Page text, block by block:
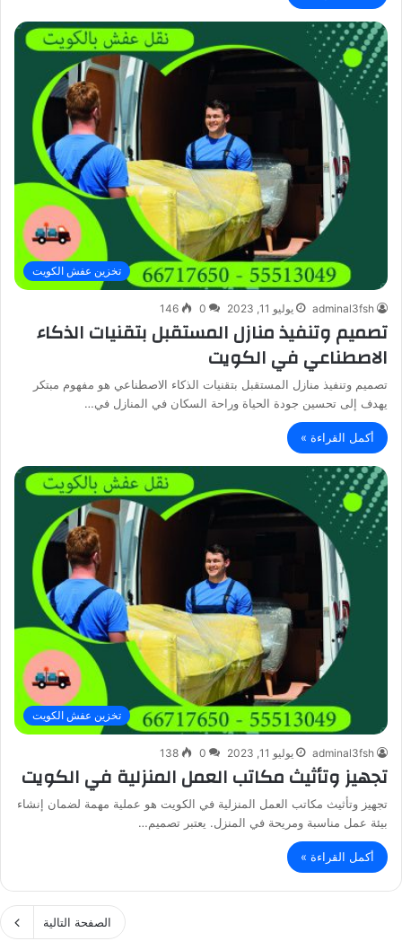
تخزين عفش الكويت
adminal3fsh يوليو 11, 2023 0
146
تصميم وتنفيذ منازل المستقبل بتقنيات الذكاء
الاصطناعي في الكويت
تصميم وتنفيذ منازل المستقبل بتقنيات الذكاء الاصطناعي هو مفهوم مبتكر
يهدف إلى تحسين جودة الحياة وراحة السكان في المنازل في…
أكمل القراءة »
تخزين عفش الكويت
adminal3fsh يوليو 11, 2023 0
138
تجهيز وتأثيث مكاتب العمل المنزلية في الكويت
تجهيز وتأثيث مكاتب العمل المنزلية في الكويت هو عملية مهمة لضمان إنشاء
بيئة عمل مناسبة ومريحة في المنزل. يعتبر تصميم…
أكمل القراءة »
الصفحة التالية